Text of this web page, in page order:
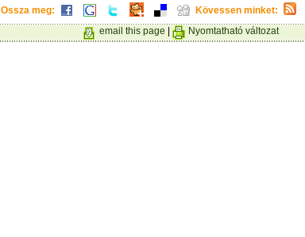
Ossza meg:
Kövessen minket:
email this page
Nyomtatható változat